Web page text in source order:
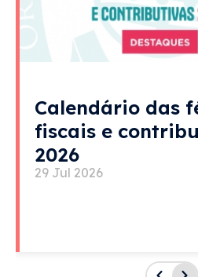
Calendário das
fiscais e
2026
29 Jul 2026